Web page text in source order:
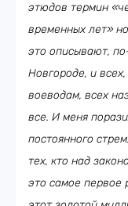
этюдов термин
временных лет»
это описывают,
Новгороде, и
воеводам, всех
все. И меня
постоянного
тех, кто над
это самое первое